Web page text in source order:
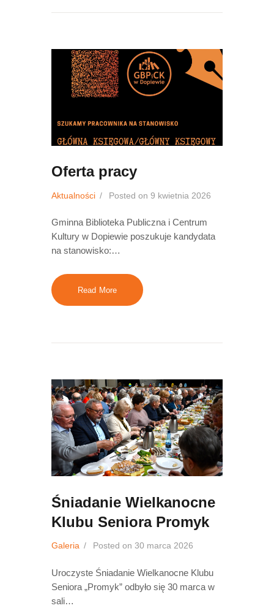
Oferta pracy
Aktualności Posted on 9 kwietnia 2026
Gminna Biblioteka Publiczna i Centrum
Kultury w Dopiewie poszukuje kandydata
na stanowisko:…
Read More
Śniadanie Wielkanocne
Klubu Seniora Promyk
Galeria Posted on 30 marca 2026
Uroczyste Śniadanie Wielkanocne Klubu
Seniora „Promyk” odbyło się 30 marca w
sali…